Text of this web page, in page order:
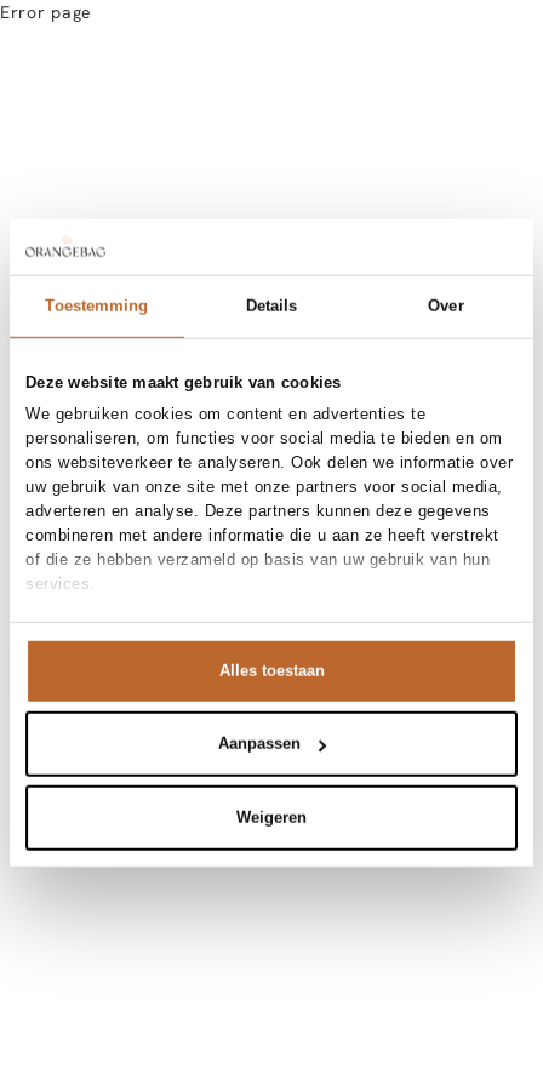
Toestemming Details Over
Deze website maakt gebruik van cookies
We gebruiken cookies om content en advertenties te
personaliseren, om functies voor social media te bieden en om
ons websiteverkeer te analyseren. Ook delen we informatie over
uw gebruik van onze site met onze partners voor social media,
adverteren en analyse. Deze partners kunnen deze gegevens
combineren met andere informatie die u aan ze heeft verstrekt
of die ze hebben verzameld op basis van uw gebruik van hun
services.
Alles toestaan
Aanpassen
Weigeren
Error page